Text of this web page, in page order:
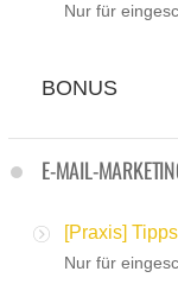
Nur für
BONUS
E-MAIL-
[Praxis]
Nur für